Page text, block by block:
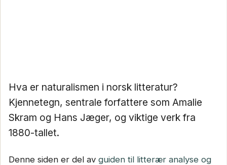
Hva er naturalismen i norsk litteratur?
Kjennetegn, sentrale forfattere som Amalie
Skram og Hans Jæger, og viktige verk fra
1880-tallet.
Denne siden er del av guiden til litterær analyse og